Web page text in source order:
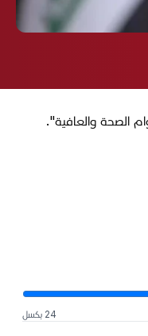
الصحة والعافية".
24 بكسل